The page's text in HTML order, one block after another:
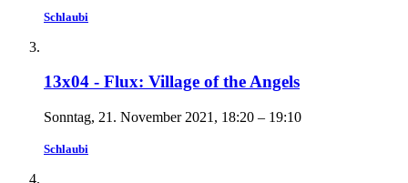
Schlaubi
13x04 - Flux: Village of the Angels
Sonntag, 21. November 2021, 18:20 – 19:10
Schlaubi